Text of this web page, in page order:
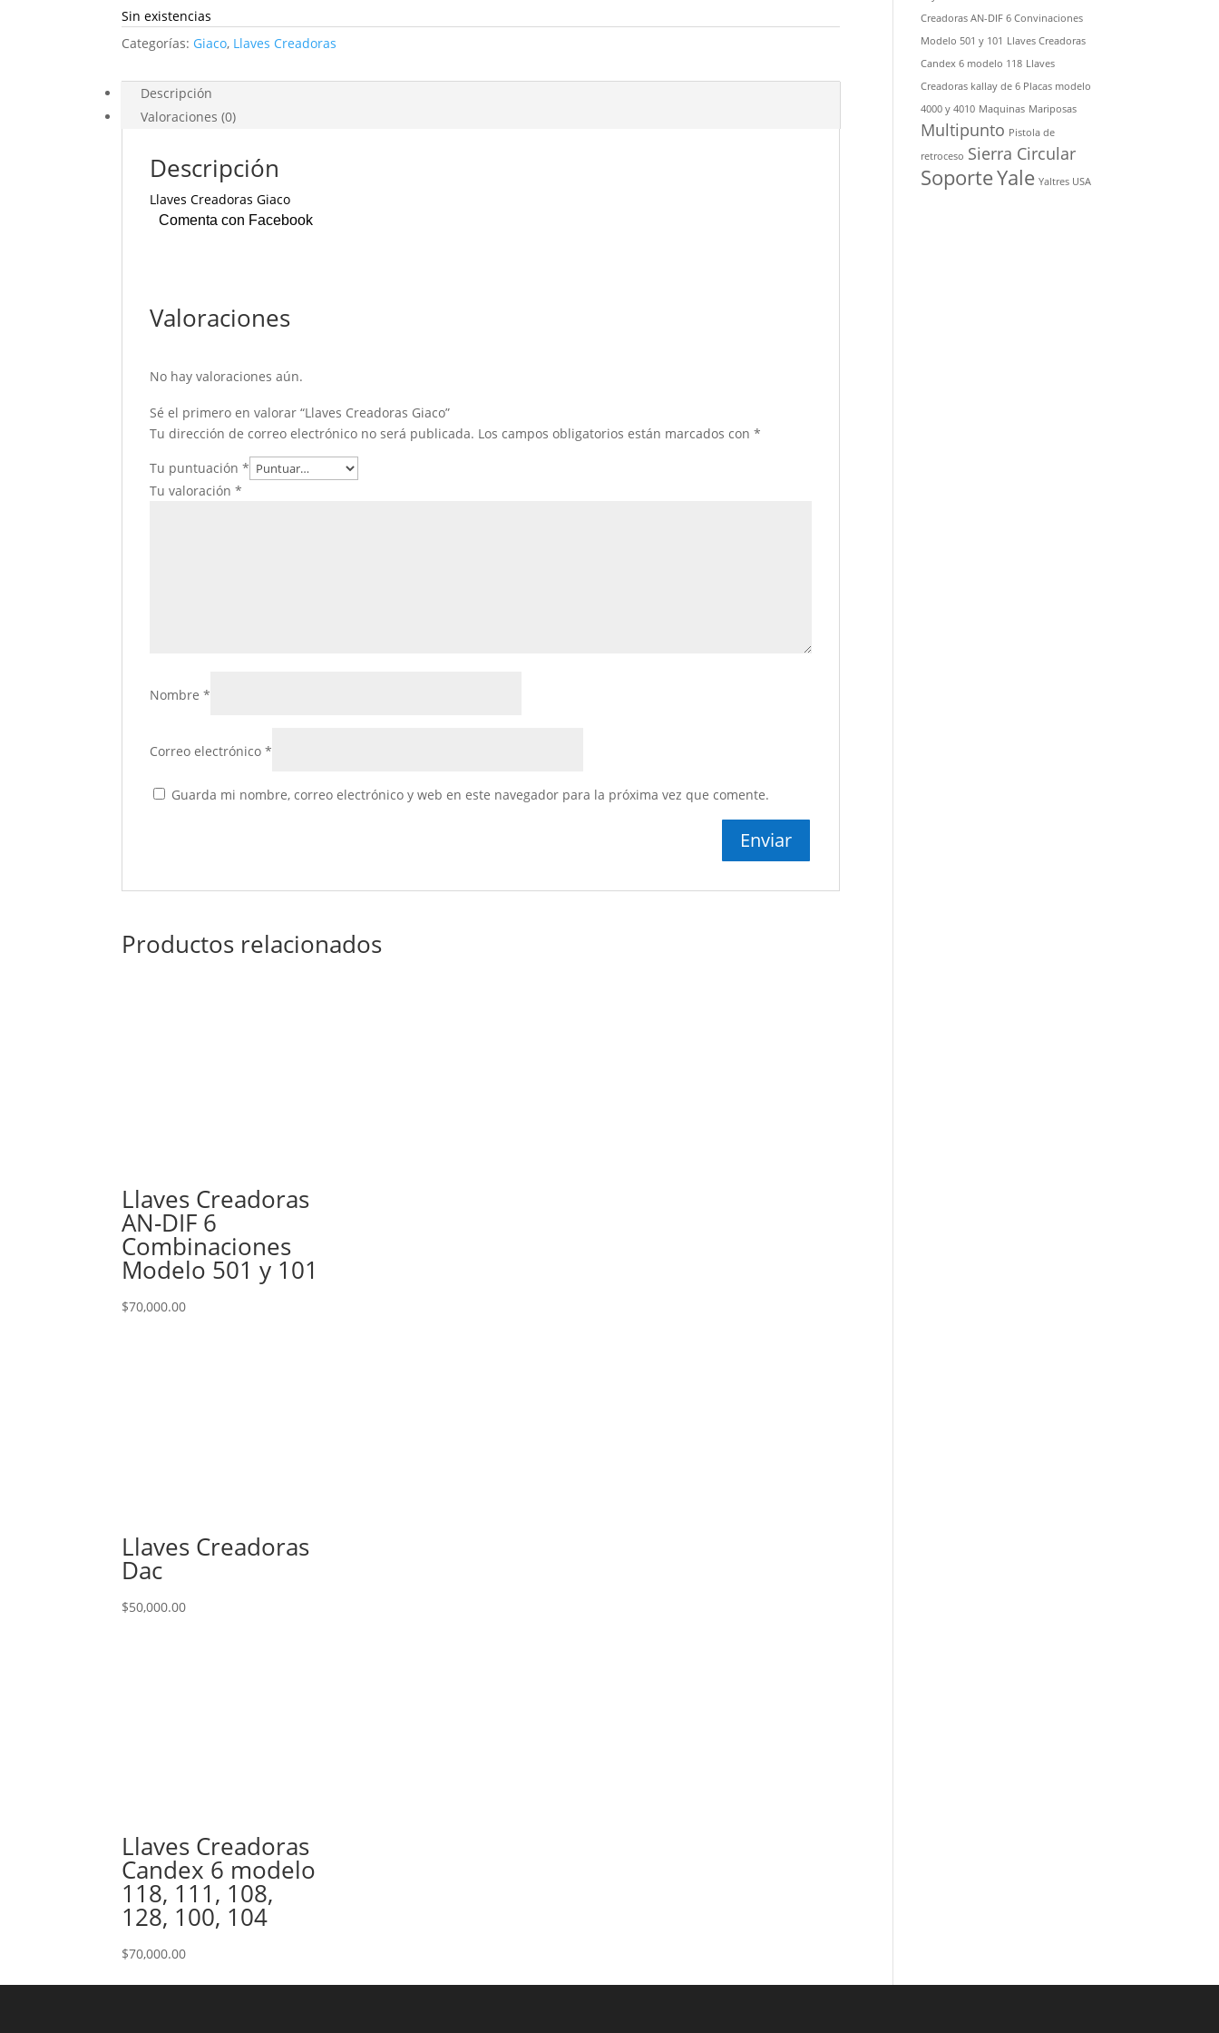
Sin existencias
Categorías: Giaco, Llaves Creadoras
Descripción
Valoraciones (0)
Descripción
Llaves Creadoras Giaco
Comenta con Facebook
Valoraciones
No hay valoraciones aún.
Sé el primero en valorar “Llaves Creadoras Giaco”
Tu dirección de correo electrónico no será publicada. Los campos obligatorios están marcados con*
Tu puntuación*
Tu valoración*
Nombre*
Correo electrónico*
Guarda mi nombre, correo electrónico y web en este navegador para la próxima vez que comente.
Productos relacionados
Llaves Creadoras
AN-DIF 6
Combinaciones
Modelo 501 y 101
$70,000.00
Llaves Creadoras
Dac
$50,000.00
Llaves Creadoras
Candex 6 modelo
118, 111, 108,
128, 100, 104
$70,000.00
Creadoras AN-DIF 6 Convinaciones
Modelo 501 y 101 Llaves Creadoras
Candex 6 modelo 118 Llaves
Creadoras kallay de 6 Placas modelo
4000 y 4010 Maquinas Mariposas
Multipunto Pistola de
retroceso Sierra Circular
SoporteYale Yaltres USA